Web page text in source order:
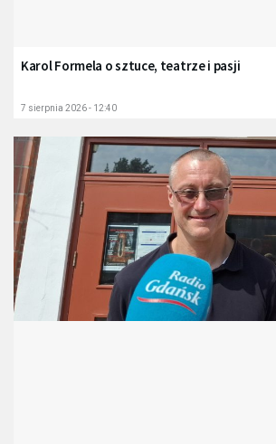
Karol Formela o sztuce, teatrze i pasji
7 sierpnia 2026 - 12:40